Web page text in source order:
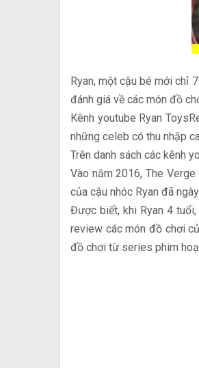
Ryan, một cậu bé mới chỉ
đánh giá về các món đồ
Kênh youtube Ryan
những celeb có thu nhập
Trên danh sách các kênh
Vào năm 2016, The
của cậu nhóc Ryan đã
Được biết, khi Ryan 4
review các món đồ chơi
đồ chơi từ series phim